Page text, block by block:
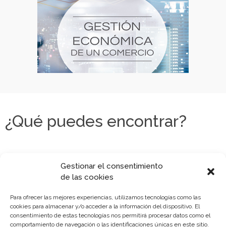
Gestionar el consentimiento
de las cookies
Para ofrecer las mejores experiencias, utilizamos tecnologías como las
cookies para almacenar y/o acceder a la información del dispositivo. El
consentimiento de estas tecnologías nos permitirá procesar datos como el
comportamiento de navegación o las identificaciones únicas en este sitio.
¿Qué puedes encontrar?